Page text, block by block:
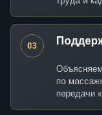
03
по
передачи